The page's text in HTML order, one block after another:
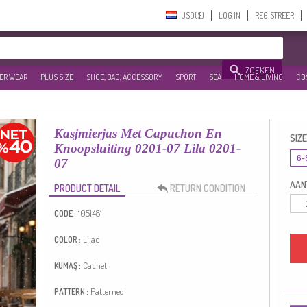
USD($)‎ LOG IN REGISTREER
ZOEKEN
WEAR PLUS SIZE SHOE, BAG, ACCESSORY SPORT SEA HOME & LIVING
Kasjmierjas Met Capuchon En
Knoopsluiting 0201-07 Lila 0201-
07
PRODUCT DETAIL RETURN CONDITION
CODE : 1051481
COLOR : Lilac
KUMAŞ : Cachet
PATTERN : Patterned
6-